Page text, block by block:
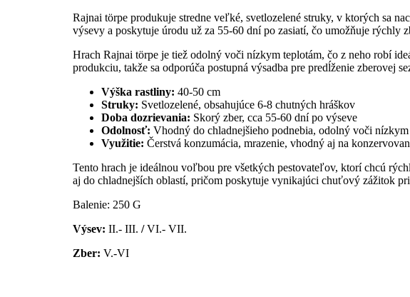
Rajnai törpe produkuje stredne veľké, svetlozelené struky, v ktorých sa
výsevy a poskytuje úrodu už za 55-60 dní po zasiatí, čo umožňuje rýchly
Hrach Rajnai törpe je tiež odolný voči nízkym teplotám, čo z neho robí
produkciu, takže sa odporúča postupná výsadba pre predĺženie zberovej
Výška rastliny: 40-50 cm
Struky: Svetlozelené, obsahujúce 6-8 chutných hráškov
Doba dozrievania: Skorý zber, cca 55-60 dní po výseve
Odolnosť: Vhodný do chladnejšieho podnebia, odolný voči
Využitie: Čerstvá konzumácia, mrazenie, vhodný aj na
Tento hrach je ideálnou voľbou pre všetkých pestovateľov, ktorí chcú
aj do chladnejších oblastí, pričom poskytuje vynikajúci chuťový zážitok
Balenie: 250 G
Výsev: II.- III. /VI.- VII.
Zber: V.-VI